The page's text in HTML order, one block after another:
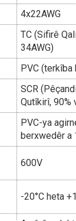
4x22AWG
TC (Sifirê
34AWG)
PVC
SCR
Qutîkirî, 90%
PVC-ya
berxwedêr
600V
-20°C heta